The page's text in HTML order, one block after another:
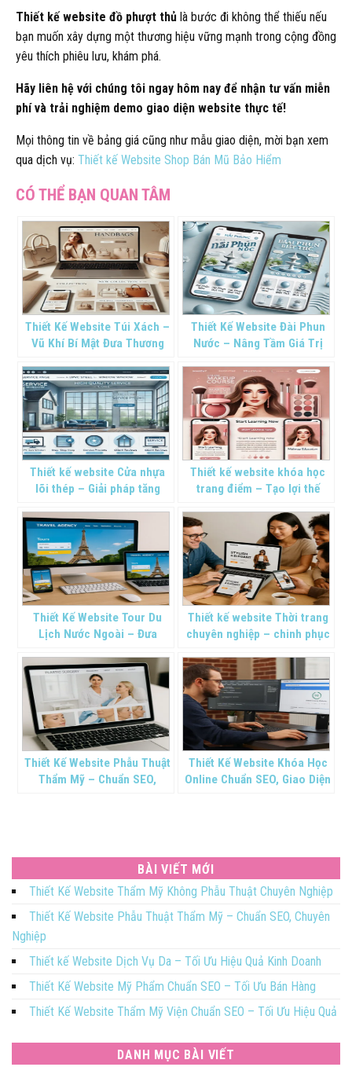
Thiết kế website đồ phượt thủ là bước đi không thể thiếu nếu
bạn muốn xây dựng một thương hiệu vững mạnh trong cộng đồng
yêu thích phiêu lưu, khám phá.
Hãy liên hệ với chúng tôi ngay hôm nay để nhận tư vấn miễn
phí và trải nghiệm demo giao diện website thực tế!
Mọi thông tin về bảng giá cũng như mẫu giao diện, mời bạn xem
qua dịch vụ: Thiết kế Website Shop Bán Mũ Bảo Hiểm
Thiết Kế Website Túi Xách –
Vũ Khí Bí Mật Đưa Thương
Thiết Kế Website Đài Phun
Nước – Nâng Tầm Giá Trị
Hiệu
Thiết kế website Cửa nhựa
lõi thép – Giải pháp tăng
Thiết kế website khóa học
trang điểm – Tạo lợi thế
Thiết Kế Website Tour Du
Lịch Nước Ngoài – Đưa
Thiết kế website Thời trang
chuyên nghiệp – chinh phục
Thiết Kế Website Phẫu Thuật
Thẩm Mỹ – Chuẩn SEO,
Thiết Kế Website Khóa Học
Online Chuẩn SEO, Giao Diện
BÀI VIẾT MỚI
Thiết Kế Website Thẩm Mỹ Không Phẫu Thuật Chuyên Nghiệp
Thiết Kế Website Phẫu Thuật Thẩm Mỹ – Chuẩn SEO, Chuyên
Nghiệp
Thiết kế Website Dịch Vụ Da – Tối Ưu Hiệu Quả Kinh Doanh
Thiết Kế Website Mỹ Phẩm Chuẩn SEO – Tối Ưu Bán Hàng
Thiết Kế Website Thẩm Mỹ Viện Chuẩn SEO – Tối Ưu Hiệu Quả
DANH MỤC BÀI VIẾT